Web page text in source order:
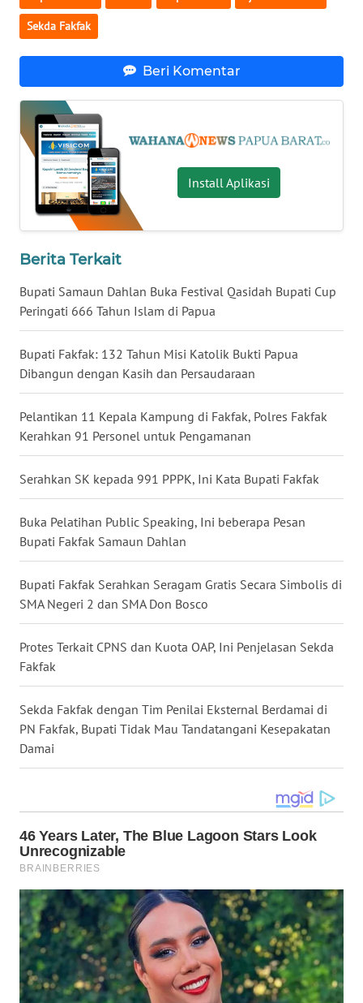
Sekda Fakfak
Beri Komentar
Install Aplikasi
Berita Terkait
Bupati Samaun Dahlan Buka Festival Qasidah Bupati Cup
Peringati 666 Tahun Islam di Papua
Bupati Fakfak: 132 Tahun Misi Katolik Bukti Papua
Dibangun dengan Kasih dan Persaudaraan
Pelantikan 11 Kepala Kampung di Fakfak, Polres Fakfak
Kerahkan 91 Personel untuk Pengamanan
Serahkan SK kepada 991 PPPK, Ini Kata Bupati Fakfak
Buka Pelatihan Public Speaking, Ini beberapa Pesan
Bupati Fakfak Samaun Dahlan
Bupati Fakfak Serahkan Seragam Gratis Secara Simbolis di
SMA Negeri 2 dan SMA Don Bosco
Protes Terkait CPNS dan Kuota OAP, Ini Penjelasan Sekda
Fakfak
Sekda Fakfak dengan Tim Penilai Eksternal Berdamai di
PN Fakfak, Bupati Tidak Mau Tandatangani Kesepakatan
Damai
WN
JOGJA
WN
JATIM
WN
BALI
KALBAR
WN
KALTENG
WN
KALTARA
WN
KALTIM
SULSEL
GORONTALO
SULUT
WN
MALUKU
WN
MALUT
WN
DAIRI
WN
DANAU
TOBA